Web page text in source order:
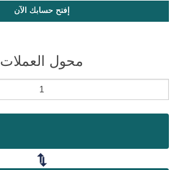
إفتح حسابك الآن
محول العملات